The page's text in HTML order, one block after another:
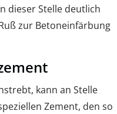
dieser Stelle deutlich
zur Betoneinfärbung
kann an Stelle
Zement, den so